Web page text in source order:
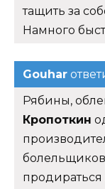
тащить за
Намного
Gouhar
Рябины,
Кропоткин